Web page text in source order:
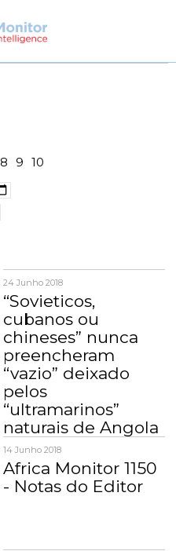
8 9 10
24 Junho 2018
“Sovieticos,
cubanos ou
chineses” nunca
preencheram
“vazio” deixado
pelos
“ultramarinos”
naturais de Angola
14 Junho 2018
Africa Monitor 1150
- Notas do Editor